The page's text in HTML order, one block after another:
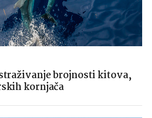
brojnosti kitova,
kornjača